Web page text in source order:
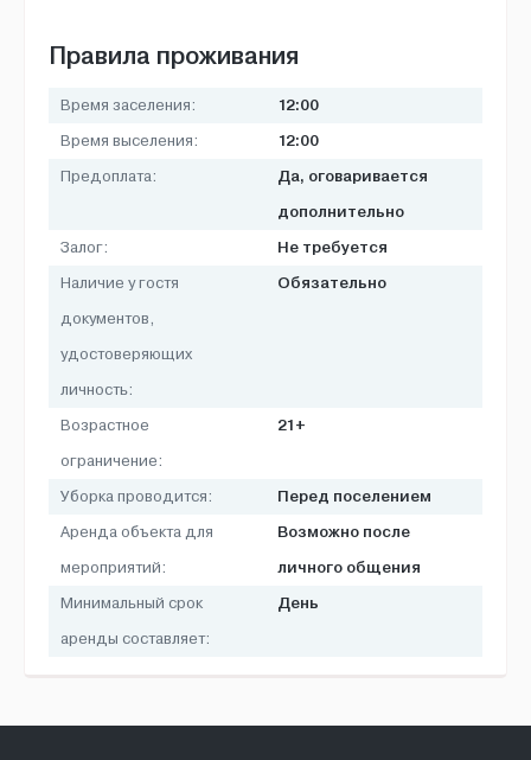
Правила проживания
Время заселения: 12:00
Время выселения: 12:00
Предоплата:
Да, оговаривается
дополнительно
Залог: Не требуется
Наличие у гостя
документов,
удостоверяющих
личность:
Обязательно
Возрастное
ограничение:
21+
Уборка проводится: Перед поселением
Аренда объекта для
мероприятий:
Возможно после
личного общения
Минимальный срок
аренды составляет:
День